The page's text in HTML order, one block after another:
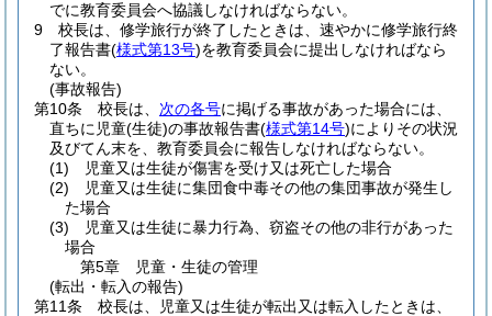
でに教育委員会へ協議しなければならない。
9
校長は、修学旅行が終了したときは、速やかに修学旅行終
了報告書(様式第13号)を教育委員会に提出しなければなら
ない。
(事故報告)
第10条
校長は、 次の各号に掲げる事故があった場合には、
直ちに児童(生徒)の事故報告書(様式第14号)によりその状況
及びてん末を、教育委員会に報告しなければならない。
(1)
児童又は生徒が傷害を受け又は死亡した場合
(2)
児童又は生徒に集団食中毒その他の集団事故が発生し
た場合
(3)
児童又は生徒に暴力行為、窃盗その他の非行があった
場合
第5章
児童・生徒の管理
(転出・転入の報告)
第11条
校長は、児童又は生徒が転出又は転入したときは、